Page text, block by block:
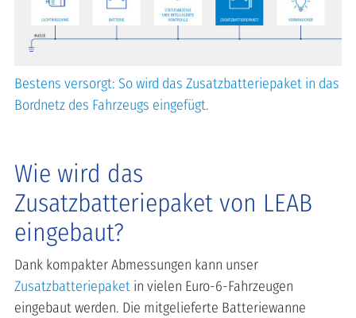
Bestens versorgt: So wird das Zusatzbatteriepaket in das
Bordnetz des Fahrzeugs eingefügt.
Wie wird das
Zusatzbatteriepaket von LEAB
eingebaut?
Dank kompakter Abmessungen kann unser
Zusatzbatteriepaket in vielen Euro-6-Fahrzeugen
eingebaut werden. Die mitgelieferte Batteriewanne